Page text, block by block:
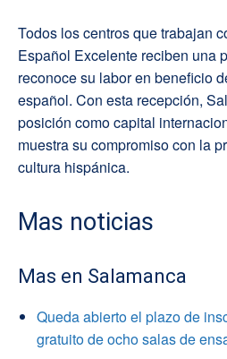
Todos los centros que trabajan
Español Excelente reciben una
reconoce su labor en beneficio
español. Con esta recepción,
posición como capital
muestra su compromiso con la
cultura hispánica.
Mas noticias
Mas en Salamanca
Queda abierto el plazo de
gratuito de ocho salas de